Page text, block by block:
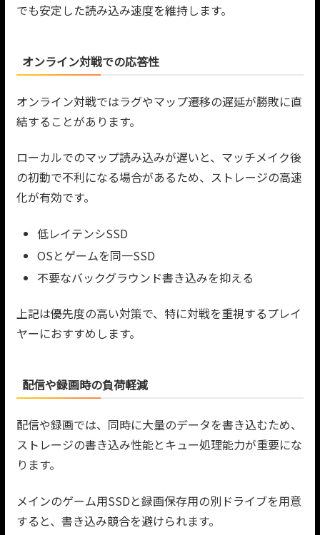
でも安定した読み込み速度を維持します。
オンライン対戦での応答性
オンライン対戦ではラグやマップ遷移の遅延が勝敗に直
結することがあります。
ローカルでのマップ読み込みが遅いと、マッチメイク後
の初動で不利になる場合があるため、ストレージの高速
化が有効です。
低レイテンシSSD
OSとゲームを同一SSD
不要なバックグラウンド書き込みを抑える
上記は優先度の高い対策で、特に対戦を重視するプレイ
ヤーにおすすめします。
配信や録画時の負荷軽減
配信や録画では、同時に大量のデータを書き込むため、
ストレージの書き込み性能とキュー処理能力が重要にな
ります。
メインのゲーム用SSDと録画保存用の別ドライブを用意
すると、書き込み競合を避けられます。